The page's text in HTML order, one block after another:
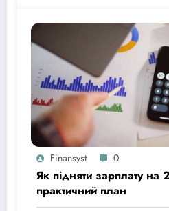
Finansyst 0
Як підняти зарплату на
практичний план